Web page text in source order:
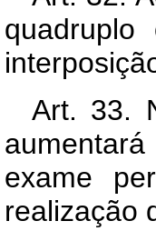
Art. 33.
exame
realização